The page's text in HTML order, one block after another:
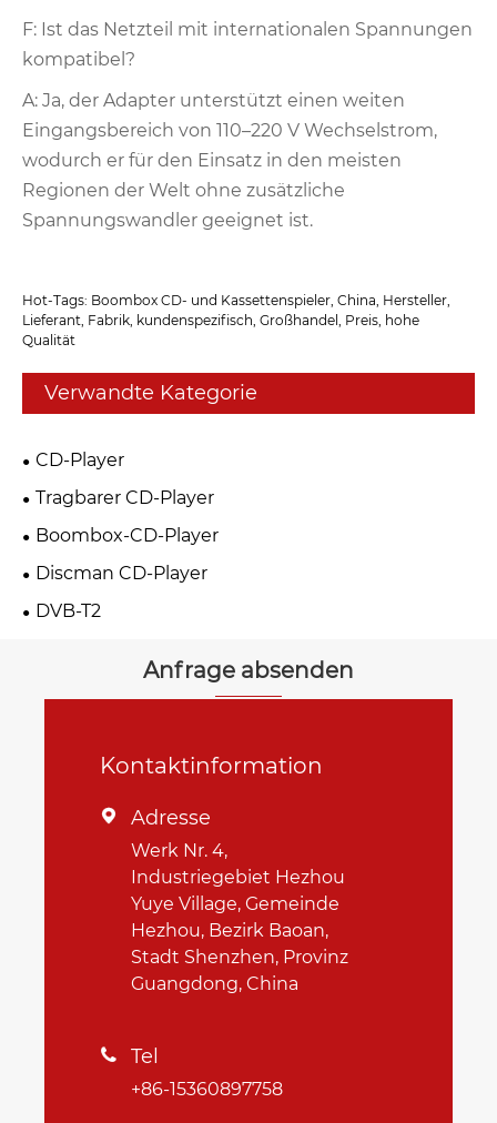
F: Ist das Netzteil mit internationalen Spannungen
kompatibel?
A: Ja, der Adapter unterstützt einen weiten
Eingangsbereich von 110–220 V Wechselstrom,
wodurch er für den Einsatz in den meisten
Regionen der Welt ohne zusätzliche
Spannungswandler geeignet ist.
Hot-Tags: Boombox CD- und Kassettenspieler, China, Hersteller,
Lieferant, Fabrik, kundenspezifisch, Großhandel, Preis, hohe
Qualität
Verwandte Kategorie
CD-Player
Tragbarer CD-Player
Boombox-CD-Player
Discman CD-Player
DVB-T2
Anfrage absenden
Kontaktinformation
 Adresse
Werk Nr. 4,
Industriegebiet Hezhou
Yuye Village, Gemeinde
Hezhou, Bezirk Baoan,
Stadt Shenzhen, Provinz
Guangdong, China
 Tel
+86-15360897758